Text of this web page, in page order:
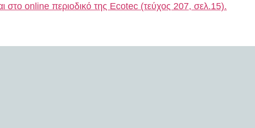
στο online περιοδικό της Ecotec (τεύχος 207, σελ.15).